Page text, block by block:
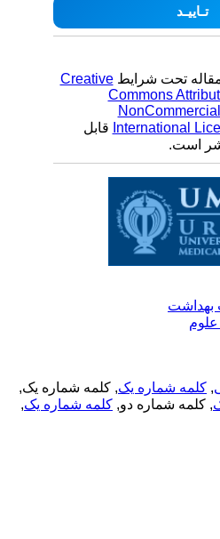
تحت شرایطCreative
Commons
Internationalقابل
است.
کلمه شماره یک, کلمه شماره یک,
کلمه شماره دو,کلمه شماره یک,